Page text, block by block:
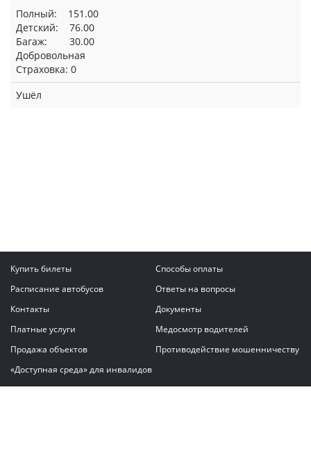
Полный: 151.00
Детский: 76.00
Багаж: 30.00
Добровольная
Страховка: 0
Ушёл
Купить билеты
Способы оплаты
Расписание автобусов
Ответы на вопросы
Контакты
Документы
Платные услуги
Медосмотр водителей
Продажа объектов
Противодействие мошенничеству
«Доступная среда» для инвалидов